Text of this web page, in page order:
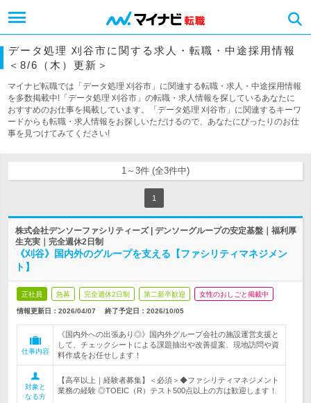
データ処理 刈谷市に関する求人・転職・中途採用情報
＜8/6（木）更新＞
マイナビ転職では「データ処理 刈谷市」に関連する転職・求人・中途採用情報
を多数掲載中!「データ処理 刈谷市」の転職・求人情報を探しているあなたに
おすすめのお仕事を掲載しています。「データ処理 刈谷市」に関連するキーワ
ードからも転職・求人情報をお探しいただけるので、あなたにぴったりのお仕
事を見つけてみてください!
1～3件 (全3件中)
1
株式会社デンソーファシリティーズ | デンソーグループの安定基盤｜福利厚
生充実｜完全週休2日制
《刈谷》国内外のグループを支える【ファシリティマネジメン
ト】
正社員 急募 完全週休2日制 第二新卒歓迎 女性のおしごと掲載中
情報更新日：2026/04/07 終了予定日： 2026/10/05
仕事内容
《国内外への出張あり◎》国内外グループ会社の施設運営支援と
して、チェックシートによる課題抽出や改善提案、現地訪問や資
料作成をお任せします！
対象と
なる方
【高卒以上｜経験者募集】＜必須＞◆ファシリティマネジメント
業務の経験 ◎TOEIC（R）テスト500点以上の方は歓迎します！